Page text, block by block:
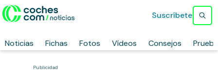
Noticias Fichas Fotos Vídeos Consejos
Suscríbete
Publicidad